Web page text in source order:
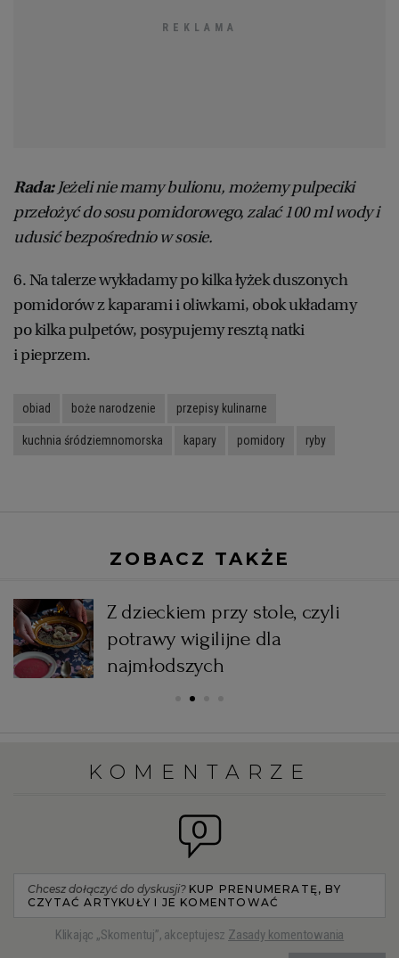
Rada:Jeżeli nie mamy bulionu, możemy pulpeciki
przełożyć do sosu pomidorowego, zalać 100 ml wody i
udusić bezpośrednio w sosie.
6. Na talerze wykładamy po kilka łyżek duszonych
pomidorów z kaparami i oliwkami, obok układamy
po kilka pulpetów, posypujemy resztą natki
i pieprzem.
obiad boże narodzenie przepisy kulinarne
kuchnia śródziemnomorska kapary pomidory ryby
ZOBACZ TAKŻE
Z dzieckiem przy stole, czyli
potrawy wigilijne dla
najmłodszych
KOMENTARZE
0
Chcesz dołączyć do dyskusji? KUP PRENUMERATĘ, BY
CZYTAĆ ARTYKUŁY I JE KOMENTOWAĆ
Klikając „Skomentuj”, akceptujesz Zasady komentowania